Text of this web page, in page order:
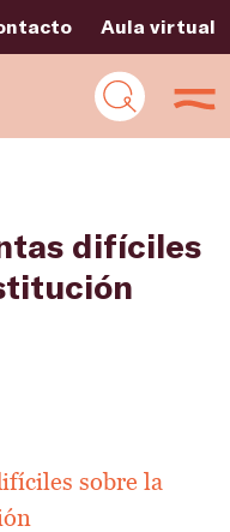
Aula virtual
difíciles
sobre la